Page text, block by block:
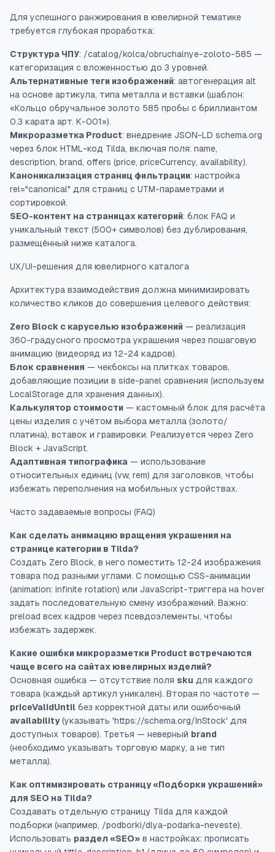
Для успешного ранжирования в ювелирной тематике
требуется глубокая проработка:
Структура ЧПУ: /catalog/kolca/obruchalnye-zoloto-585 —
категоризация с вложенностью до 3 уровней.
Альтернативные теги изображений: автогенерация alt
на основе артикула, типа металла и вставки (шаблон:
«Кольцо обручальное золото 585 пробы с бриллиантом
0.3 карата арт. K-001»).
Микроразметка Product: внедрение JSON-LD schema.org
через блок HTML-код Tilda, включая поля: name,
description, brand, offers (price, priceCurrency, availability).
Каноникализация страниц фильтрации: настройка
rel="canonical" для страниц с UTM-параметрами и
сортировкой.
SEO-контент на страницах категорий: блок FAQ и
уникальный текст (500+ символов) без дублирования,
размещённый ниже каталога.
UX/UI-решения для ювелирного каталога
Архитектура взаимодействия должна минимизировать
количество кликов до совершения целевого действия:
Zero Block с каруселью изображений — реализация
360-градусного просмотра украшения через пошаговую
анимацию (видеоряд из 12-24 кадров).
Блок сравнения — чекбоксы на плитках товаров,
добавляющие позиции в side-panel сравнения (используем
LocalStorage для хранения данных).
Калькулятор стоимости — кастомный блок для расчёта
цены изделия с учётом выбора металла (золото/
платина), вставок и гравировки. Реализуется через Zero
Block + JavaScript.
Адаптивная типографика — использование
относительных единиц (vw, rem) для заголовков, чтобы
избежать переполнения на мобильных устройствах.
Часто задаваемые вопросы (FAQ)
Как сделать анимацию вращения украшения на
странице категории в Tilda?
Создать Zero Block, в него поместить 12-24 изображения
товара под разными углами. С помощью CSS-анимации
(animation: infinite rotation) или JavaScript-триггера на hover
задать последовательную смену изображений. Важно:
preload всех кадров через псевдоэлементы, чтобы
избежать задержек.
Какие ошибки микроразметки Product встречаются
чаще всего на сайтах ювелирных изделий?
Основная ошибка — отсутствие поля sku для каждого
товара (каждый артикул уникален). Вторая по частоте —
priceValidUntil без корректной даты или ошибочный
availability(указывать 'https://schema.org/InStock' для
доступных товаров). Третья — неверный brand
(необходимо указывать торговую марку, а не тип
металла).
Как оптимизировать страницу «Подборки украшений»
для SEO на Tilda?
Создавать отдельную страницу Tilda для каждой
подборки (например, /podborki/dlya-podarka-neveste).
Использовать раздел «SEO» в настройках: прописать